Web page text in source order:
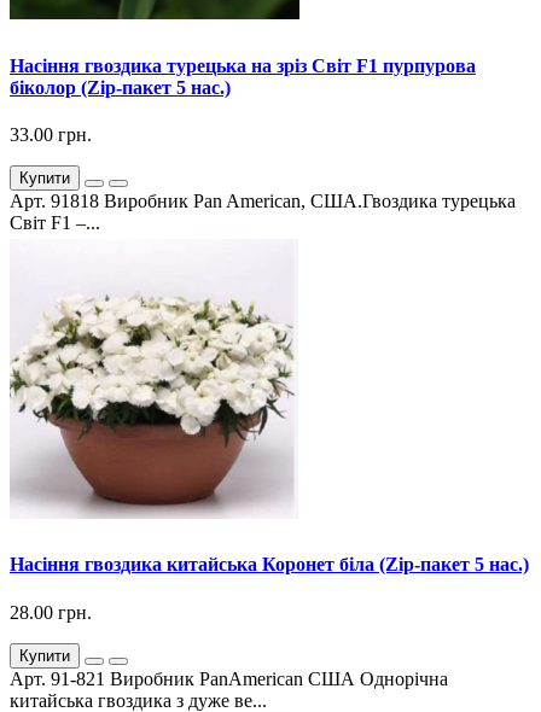
Насіння гвоздика турецька на зріз Світ F1 пурпурова
біколор (Zip-пакет 5 нас.)
33.00 грн.
Купити
Арт. 91818 Виробник Pan American, США.Гвоздика турецька
Світ F1 –...
Насіння гвоздика китайська Коронет біла (Zip-пакет 5 нас.)
28.00 грн.
Купити
Арт. 91-821 Виробник PanAmerican США Однорічна
китайська гвоздика з дуже ве...